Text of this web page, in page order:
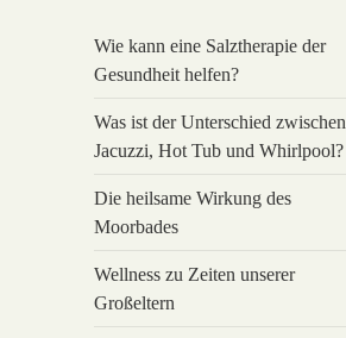
Wie kann eine Salztherapie der
Gesundheit helfen?
Was ist der Unterschied zwischen
Jacuzzi, Hot Tub und Whirlpool?
Die heilsame Wirkung des
Moorbades
Wellness zu Zeiten unserer
Großeltern